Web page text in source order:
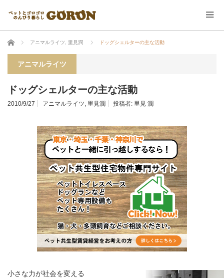
ホーム アニマルライツ 里見潤 ドッグシェルターの主な活動
アニマルライツ
ドッグシェルターの主な活動
2010/9/27 アニマルライツ, 里見潤 投稿者: 里見 潤
小さな力が社会を変える